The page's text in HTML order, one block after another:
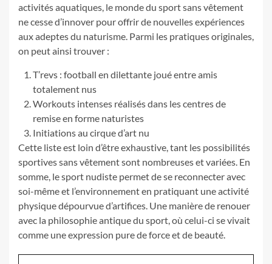
activités aquatiques, le monde du sport sans vêtement
ne cesse d’innover pour offrir de nouvelles expériences
aux adeptes du naturisme. Parmi les pratiques originales,
on peut ainsi trouver :
T’revs : football en dilettante joué entre amis
totalement nus
Workouts intenses réalisés dans les centres de
remise en forme naturistes
Initiations au cirque d’art nu
Cette liste est loin d’être exhaustive, tant les possibilités
sportives sans vêtement sont nombreuses et variées. En
somme, le sport nudiste permet de se reconnecter avec
soi-même et l’environnement en pratiquant une activité
physique dépourvue d’artifices. Une manière de renouer
avec la philosophie antique du sport, où celui-ci se vivait
comme une expression pure de force et de beauté.